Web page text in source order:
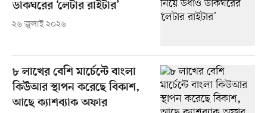
ডাকঘরের ‘লেটার রাইটার’
২৬ জুলাই ২০২৬
৮ লাখের বেশি মার্চেন্টে বাংলা
কিউআর স্থাপন করেছে বিকাশ,
আছে ক্যাশব্যাক অফার